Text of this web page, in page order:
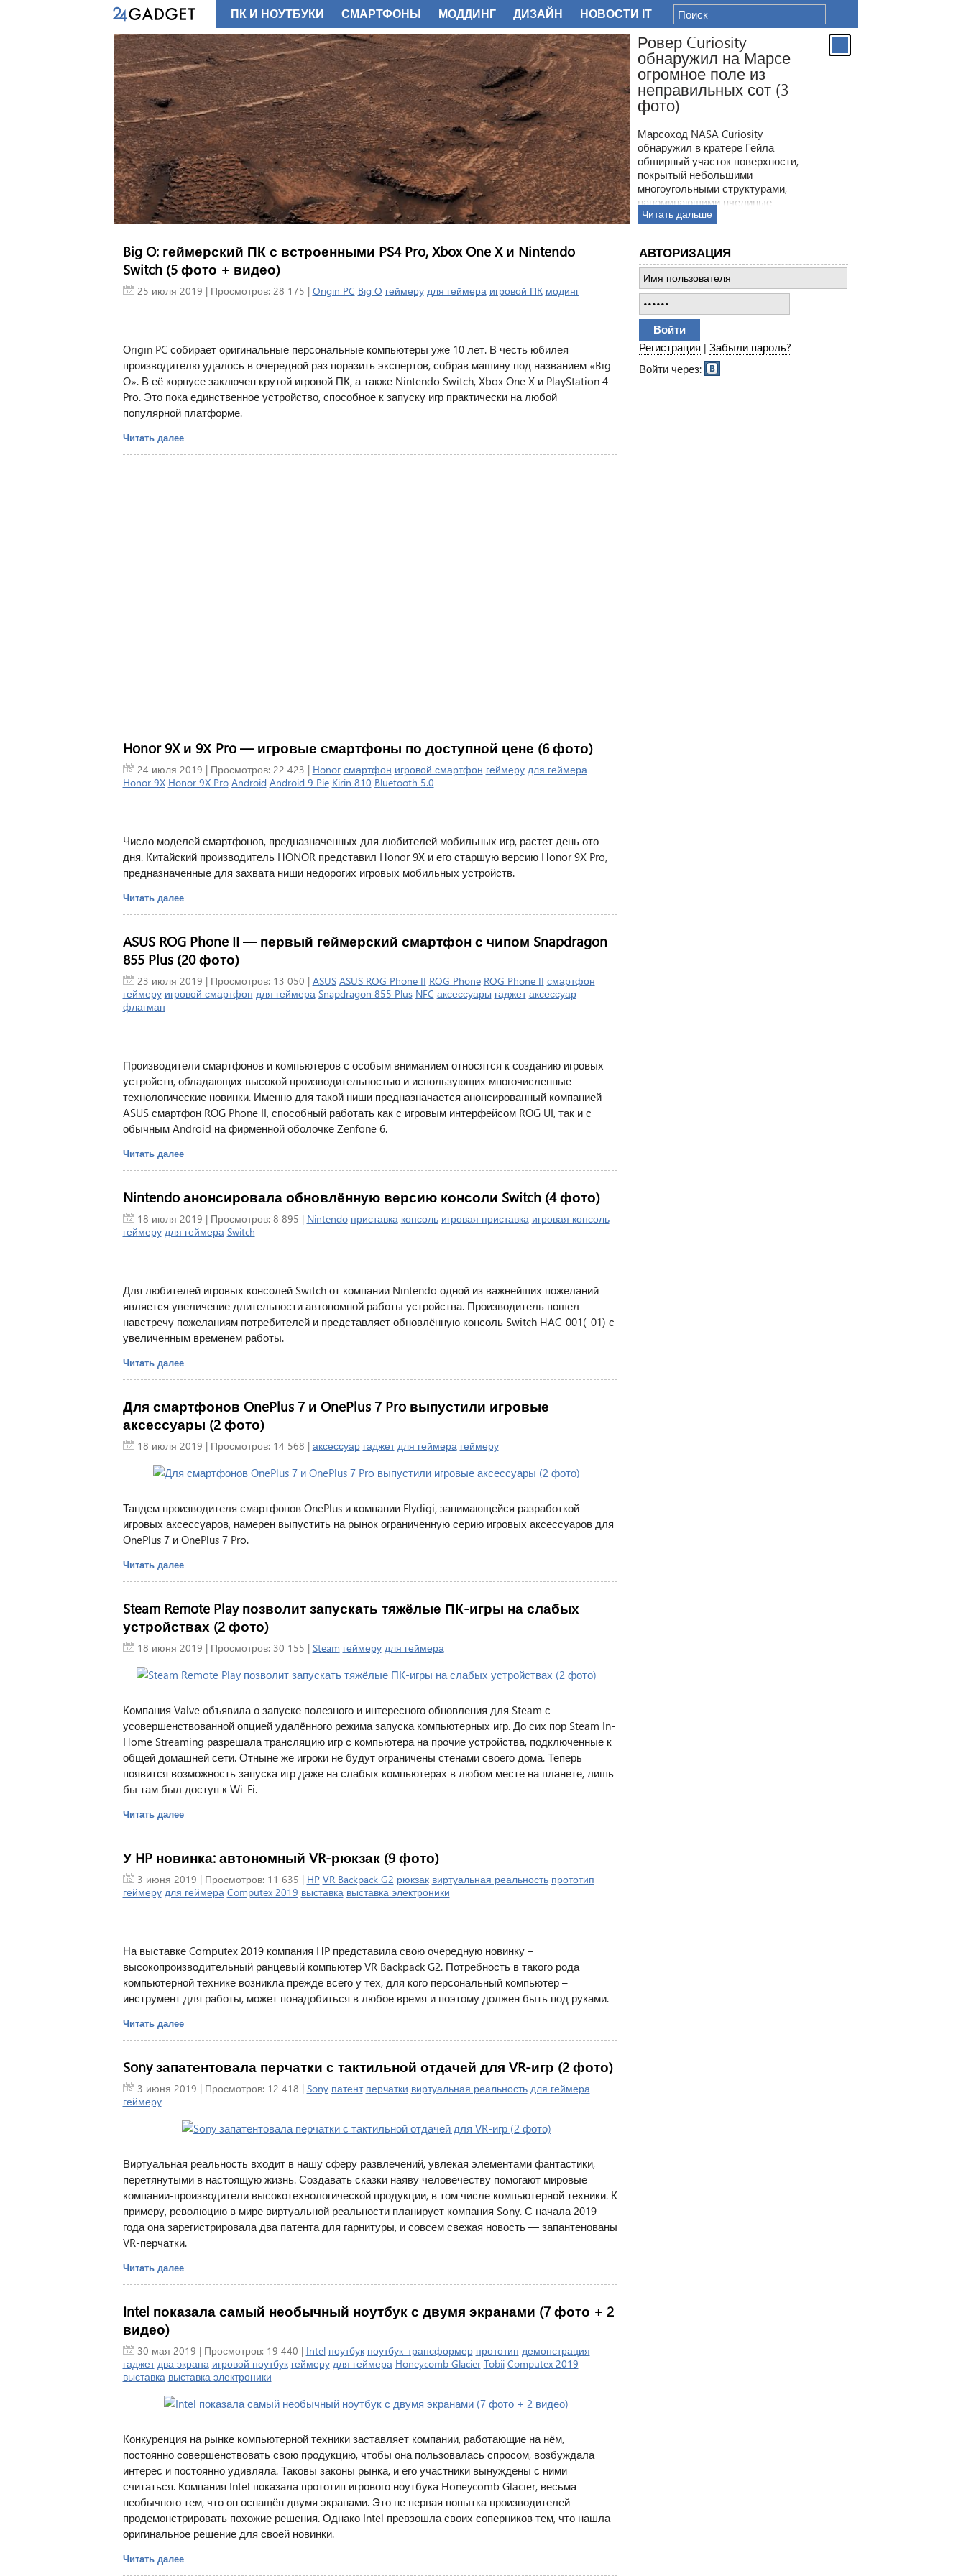
Ровер Curiosity
обнаружил на Марсе
огромное поле из
неправильных сот (3
фото)
Марсоход NASA Curiosity
обнаружил в кратере Гейла
обширный участок поверхности,
покрытый небольшими
многоугольными структурами,
напоминающими пчелиные
соты. Ранее ровер находил
затмила все предыдущее такие
открытия.
Читать дальше
Big O: геймерский ПК с встроенными PS4 Pro, Xbox One X и Nintendo
Switch (5 фото + видео)
25 июля 2019 | Просмотров: 28 175 | Origin PC Big O геймеру для геймера игровой ПК модинг
Origin PC собирает оригинальные персональные компьютеры уже 10 лет. В честь юбилея
производителю удалось в очередной раз поразить экспертов, собрав машину под названием «Big
O». В её корпусе заключен крутой игровой ПК, а также Nintendo Switch, Xbox One X и PlayStation 4
Pro. Это пока единственное устройство, способное к запуску игр практически на любой
популярной платформе.
Читать далее
Honor 9X и 9Х Pro — игровые смартфоны по доступной цене (6 фото)
24 июля 2019 | Просмотров: 22 423 | Honor смартфон игровой смартфон геймеру для геймера
Honor 9X Honor 9X Pro Android Android 9 Pie Kirin 810 Bluetooth 5.0
Число моделей смартфонов, предназначенных для любителей мобильных игр, растет день ото
дня. Китайский производитель HONOR представил Honor 9X и его старшую версию Honor 9X Pro,
предназначенные для захвата ниши недорогих игровых мобильных устройств.
Читать далее
ASUS ROG Phone II — первый геймерский смартфон с чипом Snapdragon
855 Plus (20 фото)
23 июля 2019 | Просмотров: 13 050 | ASUS ASUS ROG Phone II ROG Phone ROG Phone II смартфон
геймеру игровой смартфон для геймера Snapdragon 855 Plus NFC аксессуары гаджет аксессуар
флагман
Производители смартфонов и компьютеров с особым вниманием относятся к созданию игровых
устройств, обладающих высокой производительностью и использующих многочисленные
технологические новинки. Именно для такой ниши предназначается анонсированный компанией
ASUS смартфон ROG Phone II, способный работать как с игровым интерфейсом ROG UI, так и с
обычным Android на фирменной оболочке Zenfone 6.
Читать далее
Nintendo анонсировала обновлённую версию консоли Switch (4 фото)
18 июля 2019 | Просмотров: 8 895 | Nintendo приставка консоль игровая приставка игровая консоль
геймеру для геймера Switch
Для любителей игровых консолей Switch от компании Nintendo одной из важнейших пожеланий
является увеличение длительности автономной работы устройства. Производитель пошел
навстречу пожеланиям потребителей и представляет обновлённую консоль Switch HAC-001(-01) с
увеличенным временем работы.
Читать далее
Для смартфонов OnePlus 7 и OnePlus 7 Pro выпустили игровые
аксессуары (2 фото)
18 июля 2019 | Просмотров: 14 568 | аксессуар гаджет для геймера геймеру
Тандем производителя смартфонов OnePlus и компании Flydigi, занимающейся разработкой
игровых аксессуаров, намерен выпустить на рынок ограниченную серию игровых аксессуаров для
OnePlus 7 и OnePlus 7 Pro.
Читать далее
Steam Remote Play позволит запускать тяжёлые ПК-игры на слабых
устройствах (2 фото)
18 июня 2019 | Просмотров: 30 155 | Steam геймеру для геймера
Компания Valve объявила о запуске полезного и интересного обновления для Steam с
усовершенствованной опцией удалённого режима запуска компьютерных игр. До сих пор Steam In-
Home Streaming разрешала трансляцию игр с компьютера на прочие устройства, подключенные к
общей домашней сети. Отныне же игроки не будут ограничены стенами своего дома. Теперь
появится возможность запуска игр даже на слабых компьютерах в любом месте на планете, лишь
бы там был доступ к Wi-Fi.
Читать далее
У HP новинка: автономный VR-рюкзак (9 фото)
3 июня 2019 | Просмотров: 11 635 | HP VR Backpack G2 рюкзак виртуальная реальность прототип
геймеру для геймера Computex 2019 выставка выставка электроники
На выставке Computex 2019 компания HP представила свою очередную новинку –
высокопроизводительный ранцевый компьютер VR Backpack G2. Потребность в такого рода
компьютерной технике возникла прежде всего у тех, для кого персональный компьютер –
инструмент для работы, может понадобиться в любое время и поэтому должен быть под руками.
Читать далее
Sony запатентовала перчатки с тактильной отдачей для VR-игр (2 фото)
3 июня 2019 | Просмотров: 12 418 | Sony патент перчатки виртуальная реальность для геймера
геймеру
Виртуальная реальность входит в нашу сферу развлечений, увлекая элементами фантастики,
перетянутыми в настоящую жизнь. Создавать сказки наяву человечеству помогают мировые
компании-производители высокотехнологической продукции, в том числе компьютерной техники. К
примеру, революцию в мире виртуальной реальности планирует компания Sony. С начала 2019
года она зарегистрировала два патента для гарнитуры, и совсем свежая новость — запантенованы
VR-перчатки.
Читать далее
Intel показала самый необычный ноутбук с двумя экранами (7 фото + 2
видео)
30 мая 2019 | Просмотров: 19 440 | Intel ноутбук ноутбук-трансформер прототип демонстрация
гаджет два экрана игровой ноутбук геймеру для геймера Honeycomb Glacier Tobii Computex 2019
выставка выставка электроники
Конкуренция на рынке компьютерной техники заставляет компании, работающие на нём,
постоянно совершенствовать свою продукцию, чтобы она пользовалась спросом, возбуждала
интерес и постоянно удивляла. Таковы законы рынка, и его участники вынуждены с ними
считаться. Компания Intel показала прототип игрового ноутбука Honeycomb Glacier, весьма
необычного тем, что он оснащён двумя экранами. Это не первая попытка производителей
продемонстрировать похожие решения. Однако Intel превзошла своих соперников тем, что нашла
оригинальное решение для своей новинки.
Читать далее
АВТОРИЗАЦИЯ
Регистрация | Забыли пароль?
Войти через:
ПК И НОУТБУКИ СМАРТФОНЫ МОДДИНГ ДИЗАЙН НОВОСТИ IT
ФОТО